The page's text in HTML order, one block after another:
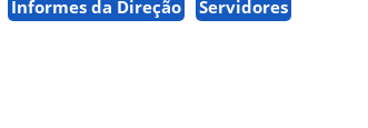
Informes da Direção Servidores